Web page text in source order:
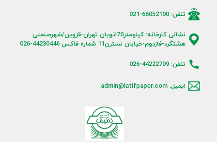
تلفن: 66052100-021
نشانی کارخانه: کیلومتر70اتوبان تهران-قزوین/شهرصنعتی
هشتگرد-فازدوم-خیابان نسترن11 شماره فاکس 44230446-026
تلفن: 44222709-026
ایمیل: admin@latifpaper.com